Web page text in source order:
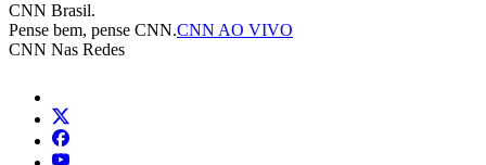
CNN Brasil.
Pense bem, pense CNN.CNN AO VIVO
CNN Nas Redes